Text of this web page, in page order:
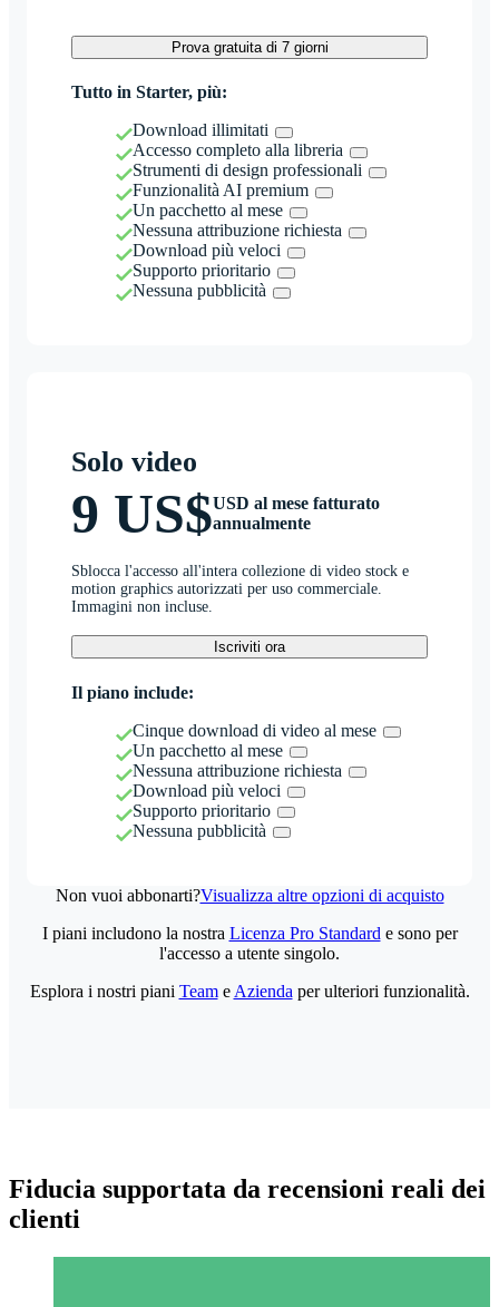
Prova gratuita di 7 giorni
Tutto in Starter, più:
Download illimitati
Accesso completo alla libreria
Strumenti di design professionali
Funzionalità AI premium
Un pacchetto al mese
Nessuna attribuzione richiesta
Download più veloci
Supporto prioritario
Nessuna pubblicità
Solo video
9 US$USD al mese fatturato
annualmente
Sblocca l'accesso all'intera collezione di video stock e
motion graphics autorizzati per uso commerciale.
Immagini non incluse.
Iscriviti ora
Il piano include:
Cinque download di video al mese
Un pacchetto al mese
Nessuna attribuzione richiesta
Download più veloci
Supporto prioritario
Nessuna pubblicità
Non vuoi abbonarti?Visualizza altre opzioni di acquisto
I piani includono la nostra Licenza Pro Standard e sono per
l'accesso a utente singolo.
Esplora i nostri piani Teame Azienda per ulteriori funzionalità.
Fiducia supportata da recensioni reali dei
clienti